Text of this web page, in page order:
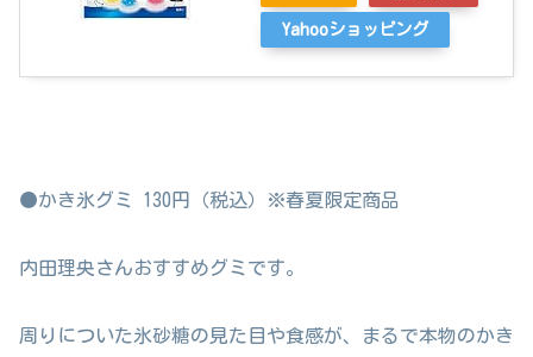
Yahooショッピング
●かき氷グミ 130円（税込）※春夏限定商品
内田理央さんおすすめグミです。
周りについた氷砂糖の見た目や食感が、まるで本物のかき